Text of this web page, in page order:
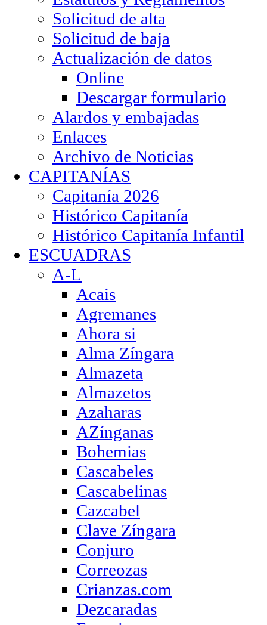
Solicitud de alta
Solicitud de baja
Actualización de datos
Online
Descargar formulario
Alardos y embajadas
Enlaces
Archivo de Noticias
CAPITANÍAS
Capitanía 2026
Histórico Capitanía
Histórico Capitanía Infantil
ESCUADRAS
A-L
Acais
Agremanes
Ahora si
Alma Zíngara
Almazeta
Almazetos
Azaharas
AZínganas
Bohemias
Cascabeles
Cascabelinas
Cazcabel
Clave Zíngara
Conjuro
Correozas
Crianzas.com
Dezcaradas